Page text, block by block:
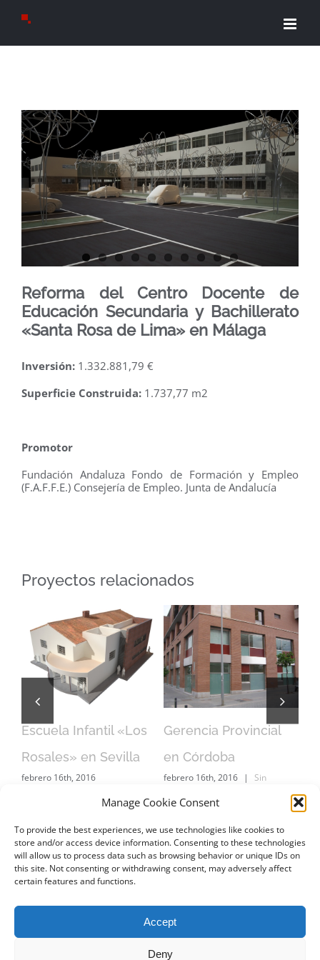
Manage Cookie Consent
To provide the best experiences, we use technologies like cookies to
store and/or access device information. Consenting to these technologies
will allow us to process data such as browsing behavior or unique IDs on
this site. Not consenting or withdrawing consent, may adversely affect
certain features and functions.
Accept
Deny
View
Larger
Image
Reforma del Centro Docente de
Educación Secundaria y Bachillerato
«Santa Rosa de Lima» en Málaga
Inversión: 1.332.881,79 €
Superficie Construida: 1.737,77 m2
Promotor
Fundación Andaluza Fondo de Formación y Empleo
(F.A.F.F.E.) Consejería de Empleo. Junta de Andalucía
Proyectos relacionados
Escuela Infantil «Los
Rosales» en Sevilla
febrero 16th, 2016
Gerencia Provincial
en Córdoba
febrero 16th, 2016 |
Sin